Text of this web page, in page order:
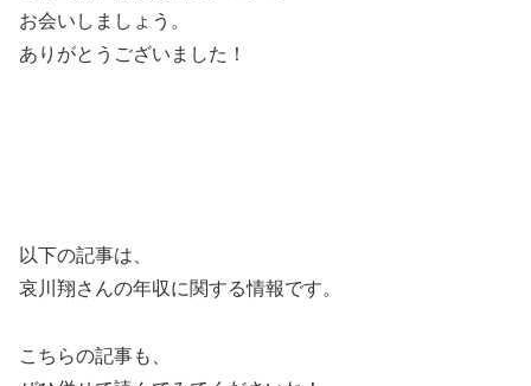
お会いしましょう。
ありがとうございました！
以下の記事は、
哀川翔さんの年収に関する情報です。
こちらの記事も、